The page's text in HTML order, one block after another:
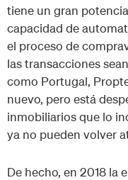
tiene un gran
capacidad de
el proceso de
las transacciones
como Portugal,
nuevo, pero está
inmobiliarios que lo
ya no pueden volver
De hecho, en 2018 la